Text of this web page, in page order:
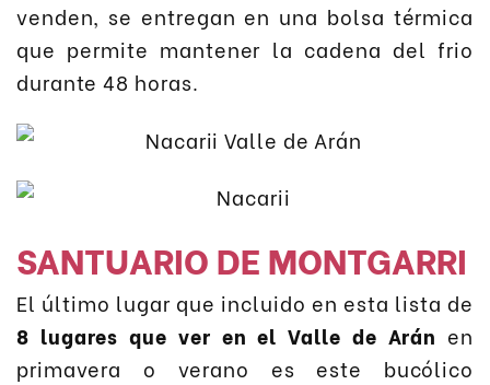
venden, se entregan en una bolsa térmica
que permite mantener la cadena del frio
durante 48 horas.
SANTUARIO DE MONTGARRI
El último lugar que incluido en esta lista de
8 lugares que ver en el Valle de Arán en
primavera o verano es este bucólico